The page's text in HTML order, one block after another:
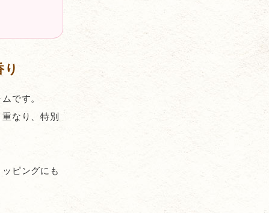
です。
なり、特別
ピングにも